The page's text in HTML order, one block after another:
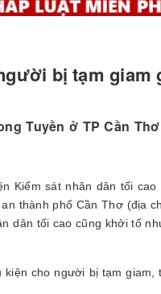
bị tạm giam
Tuyền ở TP Cần
Kiểm sát nhân dân tối cao
thành phố Cần Thơ (địa
dân tối cao cũng khởi tố
cho người bị tạm